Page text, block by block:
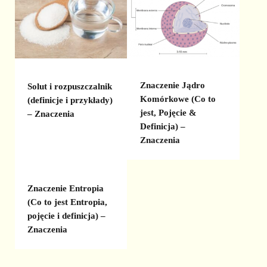
Solut i rozpuszczalnik
(definicje i przykłady)
– Znaczenia
Znaczenie Jądro
Komórkowe (Co to
jest, Pojęcie &
Definicja) –
Znaczenia
Znaczenie Entropia
(Co to jest Entropia,
pojęcie i definicja) –
Znaczenia